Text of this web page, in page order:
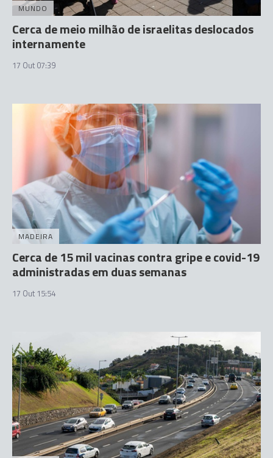
MUNDO
Cerca de meio milhão de israelitas deslocados
internamente
17 Out 07:39
MADEIRA
Cerca de 15 mil vacinas contra gripe e covid-19
administradas em duas semanas
17 Out 15:54